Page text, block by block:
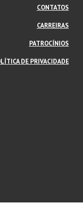
CONTATOS
CARREIRAS
PATROCÍNIOS
DE PRIVACIDADE